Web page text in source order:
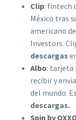
Clip: fintech
México tras
americano
Investors.
descargas
Albo: tarjeta
recibir y
del mundo.
descargas.
Spin by